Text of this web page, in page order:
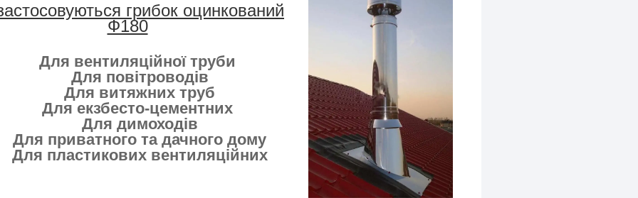
грибок оцинкований
Ф180
Для вентиляційної труби
Для повітроводів
Для витяжних труб
Для екзбесто-цементних
Для димоходів
Для приватного та дачного дому
Для пластикових вентиляційних